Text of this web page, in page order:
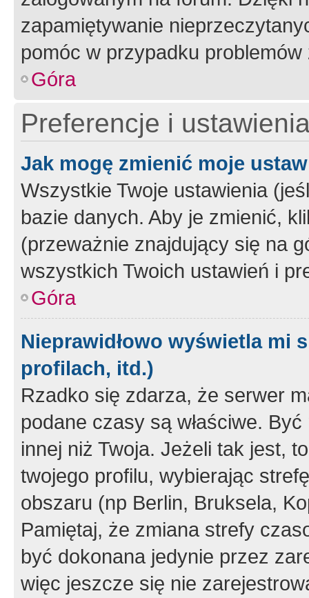
zapamiętywanie
pomóc w przypadku
Góra
Preferencje i
Jak mogę zmienić moje
Wszystkie Twoje ustawienia
bazie danych. Aby je zmienić,
(przeważnie znajdujący się na
wszystkich Twoich ustawień i
Góra
Nieprawidłowo wyświetla mi
profilach, itd.)
Rzadko się zdarza, że serwer
podane czasy są właściwe.
innej niż Twoja. Jeżeli tak jest,
twojego profilu, wybierając
obszaru (np Berlin, Bruksela,
Pamiętaj, że zmiana strefy
być dokonana jedynie przez
więc jeszcze się nie